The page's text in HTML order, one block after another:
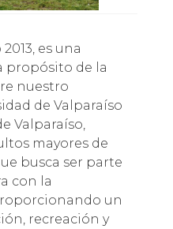
propósito de la
nuestro
de Valparaíso
Valparaíso,
mayores de
busca ser parte
con la
un
recreación y